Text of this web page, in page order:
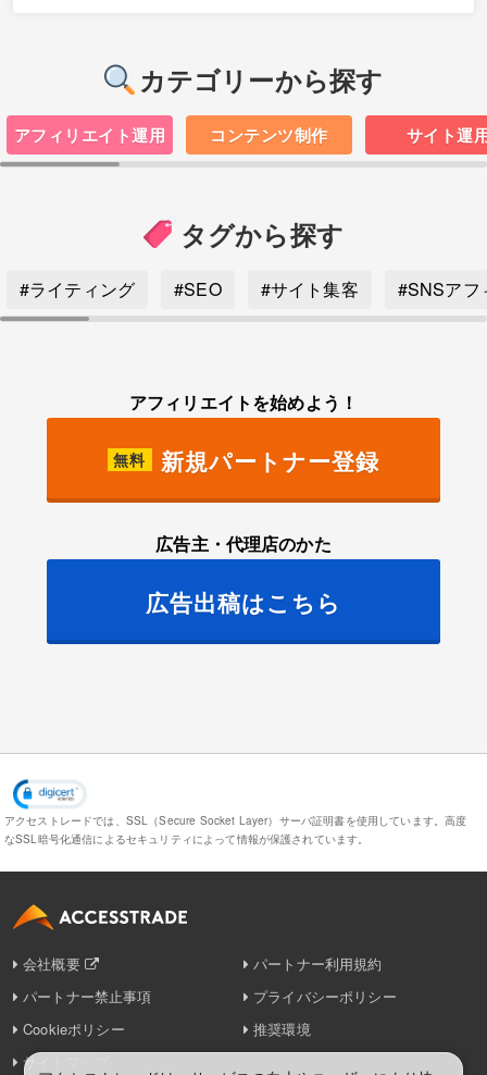
カテゴリーから探す
アフィリエイト運用 コンテンツ制作 サイト運
タグから探す
#ライティング #SEO #サイト集客 #SNSアフ
アフィリエイトを始めよう！
無料 新規パートナー登録
広告主・代理店のかた
広告出稿はこちら
アクセストレードでは、SSL（Secure Socket Layer）サーバ証明書を使用しています。高度
なSSL暗号化通信によるセキュリティによって情報が保護されています。
会社概要
パートナー利用規約
パートナー禁止事項
プライバシーポリシー
Cookieポリシー
推奨環境
サイトマップ